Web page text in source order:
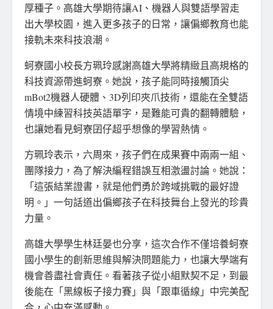
厚種子。高雄大學期待讓AI、機器人與雙語學習走
出大學校園，進入更多孩子的日常，讓偏鄉教育也能
接軌未來科技浪潮。
蚵寮國小校長方珮玲感謝高雄大學將精緻且高規格的
科技資源帶進蚵寮。她說，孩子能同時接觸頂尖
mBot2機器人硬體、3D列印夾爪技術，還能在全雙語
情境中練習科技英語單字，是難能可貴的翻轉體驗，
也讓她看見蚵寮囝仔超乎想像的學習熱情。
方珮玲表示，六周來，孩子們在成果賽中兩兩一組、
團隊接力，為了解決編程錯誤互相激盪討論。她說：
「這張結業證書，就是他們勇於跨域挑戰的最好證
明。」一句話道出偏鄉孩子在科技舞台上發光的珍貴
力量。
高雄大學學生林廷晏也分享，這次合作不僅培養蚵寮
國小學生的創新思維與解決問題能力，也讓大學端有
機會善盡社會責任。看著孩子從小組默契不足，到最
後能在「黑線板子接力賽」與「跟車循線」中完美配